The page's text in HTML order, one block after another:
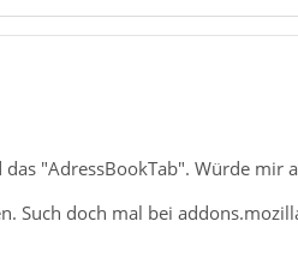
"AdressBookTab". Würde mir
Such doch mal bei